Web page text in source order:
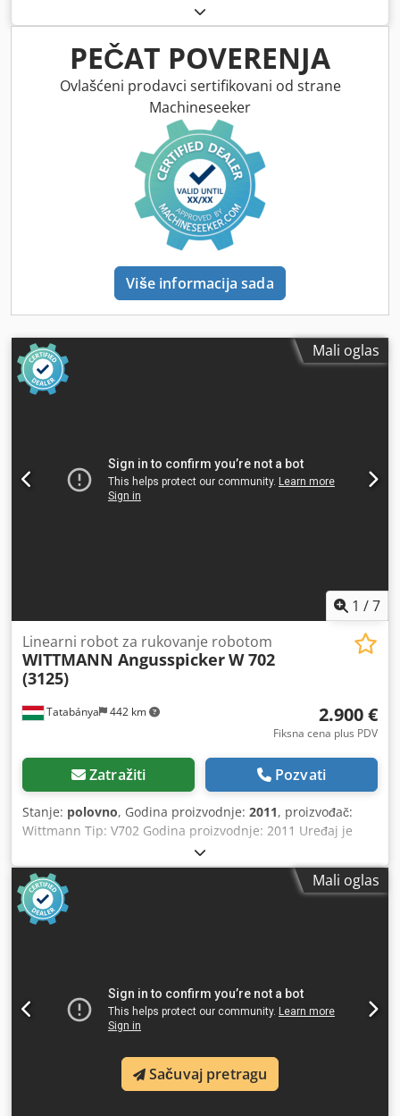
PEČAT POVERENJA
Ovlašćeni prodavci sertifikovani od strane
Machineseeker
Više informacija sada
Mali oglas
1 /7
Tatabánya 442 km
Linearni robot za rukovanje robotom
WITTMANN AngusspickerW 702
(3125)
2.900 €
Fiksna cena plus PDV
Zatražiti Pozvati
Stanje: polovno, Godina proizvodnje: 2011, proizvođač:
Wittmann Tip: V702 Godina proizvodnje: 2011 Uređaj je
potpuno funkcionalan, može se pregledati i testirati! Bez
programskih kontrola! Crodjvyhpbopfx Amvof
Mali oglas
Sačuvaj pretragu